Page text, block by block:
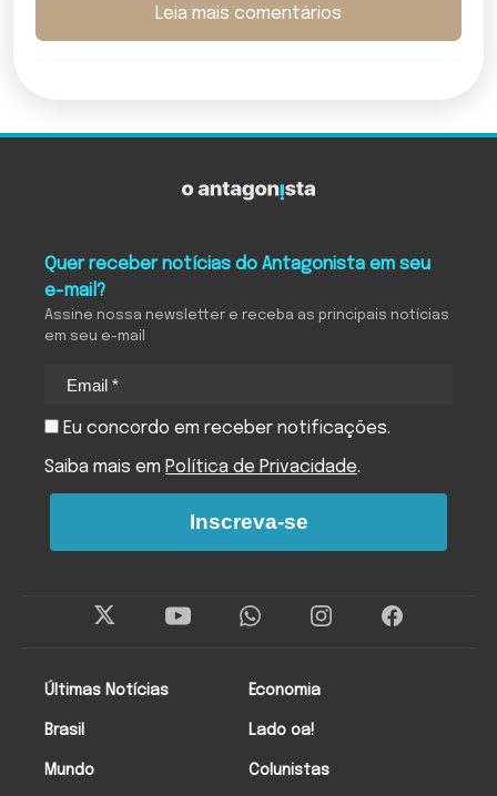
Leia mais comentários
Últimas Notícias
Brasil
Mundo
Economia
Lado oa!
Colunistas
Quer receber notícias do Antagonista em seu
e-mail?
Assine nossa newsletter e receba as principais notícias
em seu e-mail
Eu concordo em receber notificações.
Saiba mais em Política de Privacidade.
Inscreva-se